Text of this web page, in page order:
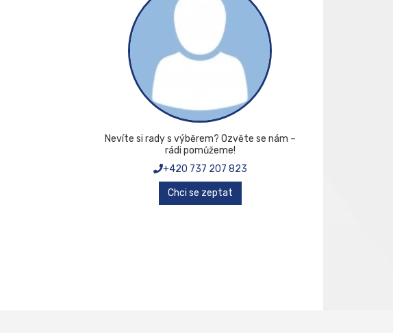
Nevíte si rady s výběrem? Ozvěte se nám –
rádi pomůžeme!
+420 737 207 823
Chci se zeptat